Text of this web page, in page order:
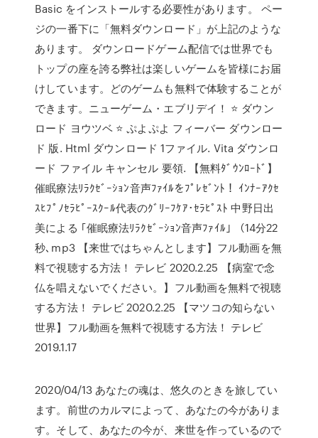
Basic をインストールする必要性があります。 ペー
ジの一番下に「無料ダウンロード」が上記のような
あります。 ダウンロードゲーム配信では世界でも
トップの座を誇る弊社は楽しいゲームを皆様にお届
けしています。どのゲームも無料で体験することが
できます。ニューゲーム・エブリデイ！ ⭐ ダウン
ロード ヨウツベ ⭐ ぷよぷよ フィーバー ダウンロー
ド 版. Html ダウンロード 1ファイル. Vita ダウンロ
ード ファイル キャンセル 要領. 【無料ﾀﾞｳﾝﾛｰﾄﾞ】
催眠療法ﾘﾗｸｾﾞｰｼｮﾝ音声ﾌｧｲﾙをﾌﾟﾚｾﾞﾝﾄ！ ｲﾝﾅｰｱｸｾ
ｽﾋﾌﾟﾉｾﾗﾋﾟｰｽｸｰﾙ代表のｸﾞﾘｰﾌｹｱ･ｾﾗﾋﾟｽﾄ 中野日出
美による ｢催眠療法ﾘﾗｸｾﾞｰｼｮﾝ音声ﾌｧｲﾙ｣ （14分22
秒､mp3 【来世ではちゃんとします】フル動画を無
料で視聴する方法！ テレビ 2020.2.25 【病室で念
仏を唱えないでください。】フル動画を無料で視聴
する方法！ テレビ 2020.2.25 【マツコの知らない
世界】フル動画を無料で視聴する方法！ テレビ
2019.1.17
2020/04/13 あなたの魂は、悠久のときを旅してい
ます。前世のカルマによって、あなたの今がありま
す。そして、あなたの今が、来世を作っているので